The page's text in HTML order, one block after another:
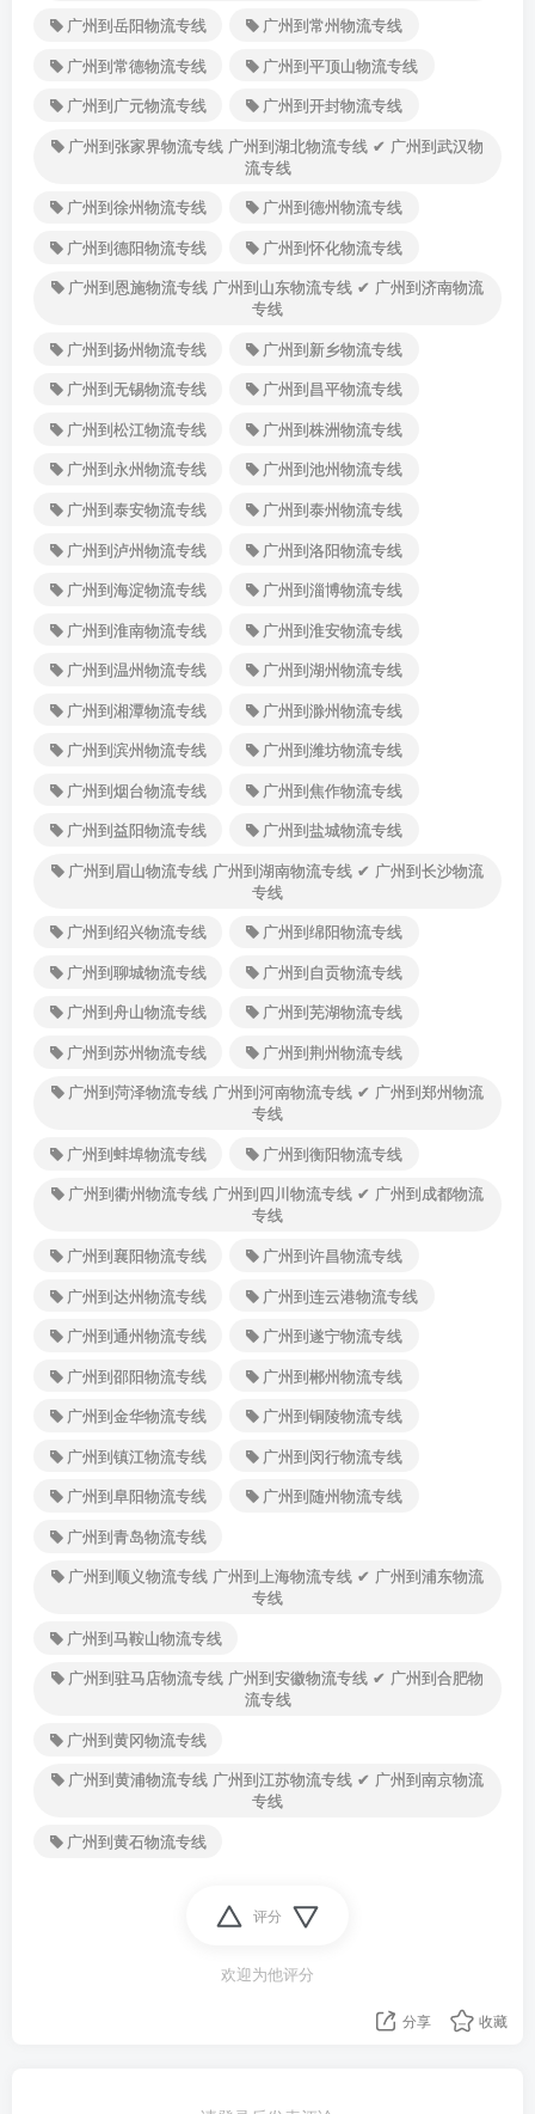
广州到岳阳物流专线
广州到常州物流专线
广州到常德物流专线
广州到平顶山物流专线
广州到广元物流专线
广州到开封物流专线
广州到张家界物流专线 广州到湖北物流专线 ✔ 广州到武汉物
流专线
广州到徐州物流专线
广州到德州物流专线
广州到德阳物流专线
广州到怀化物流专线
广州到恩施物流专线 广州到山东物流专线 ✔ 广州到济南物流
专线
广州到扬州物流专线
广州到新乡物流专线
广州到无锡物流专线
广州到昌平物流专线
广州到松江物流专线
广州到株洲物流专线
广州到永州物流专线
广州到池州物流专线
广州到泰安物流专线
广州到泰州物流专线
广州到泸州物流专线
广州到洛阳物流专线
广州到海淀物流专线
广州到淄博物流专线
广州到淮南物流专线
广州到淮安物流专线
广州到温州物流专线
广州到湖州物流专线
广州到湘潭物流专线
广州到滁州物流专线
广州到滨州物流专线
广州到潍坊物流专线
广州到烟台物流专线
广州到焦作物流专线
广州到益阳物流专线
广州到盐城物流专线
广州到眉山物流专线 广州到湖南物流专线 ✔ 广州到长沙物流
专线
广州到绍兴物流专线
广州到绵阳物流专线
广州到聊城物流专线
广州到自贡物流专线
广州到舟山物流专线
广州到芜湖物流专线
广州到苏州物流专线
广州到荆州物流专线
广州到菏泽物流专线 广州到河南物流专线 ✔ 广州到郑州物流
专线
广州到蚌埠物流专线
广州到衡阳物流专线
广州到衢州物流专线 广州到四川物流专线 ✔ 广州到成都物流
专线
广州到襄阳物流专线
广州到许昌物流专线
广州到达州物流专线
广州到连云港物流专线
广州到通州物流专线
广州到遂宁物流专线
广州到邵阳物流专线
广州到郴州物流专线
广州到金华物流专线
广州到铜陵物流专线
广州到镇江物流专线
广州到闵行物流专线
广州到阜阳物流专线
广州到随州物流专线
广州到青岛物流专线
广州到顺义物流专线 广州到上海物流专线 ✔ 广州到浦东物流
专线
广州到马鞍山物流专线
广州到驻马店物流专线 广州到安徽物流专线 ✔ 广州到合肥物
流专线
广州到黄冈物流专线
广州到黄浦物流专线 广州到江苏物流专线 ✔ 广州到南京物流
专线
广州到黄石物流专线
评分
欢迎为他评分
分享 收藏